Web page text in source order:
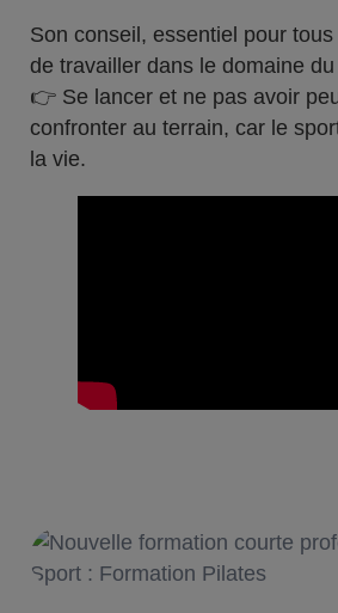
Son conseil, essentiel pour
de travailler dans le domaine
👉 Se lancer et ne pas avoir
confronter au terrain, car le
la vie.